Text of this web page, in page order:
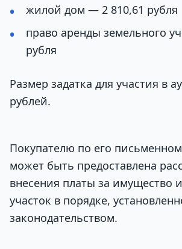
жилой дом — 2 810,61 рубля
право аренды земельного
рубля
Размер задатка для участия в
рублей.
Покупателю по его
может быть предоставлена
внесения платы за имущество
участок в порядке,
законодательством.